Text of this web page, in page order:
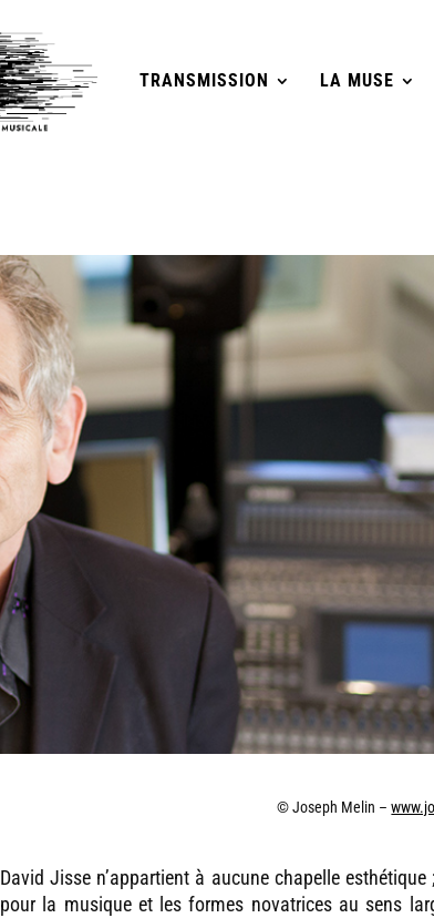
TRANSMISSION LA MUSE
© Joseph Melin –
David Jisse n’appartient à aucune chapelle
pour la musique et les formes novatrices au sens